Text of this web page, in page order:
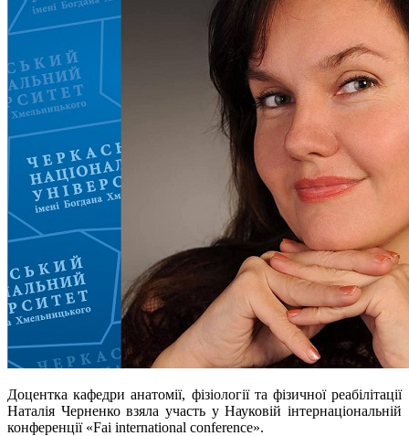
Доцентка кафедри анатомії, фізіології та фізичної реабілітації
Наталія Черненко взяла участь у Науковій інтернаціональній
конференції «Fai international conference».